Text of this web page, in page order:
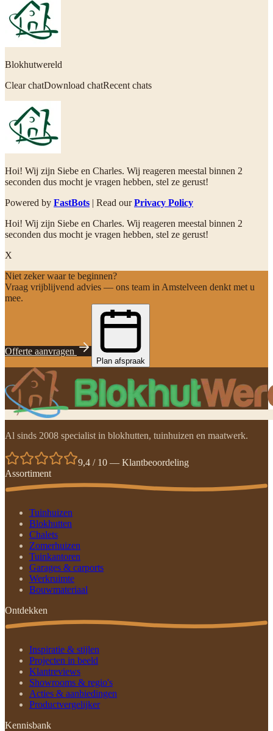
Blokhutwereld
Clear chatDownload chatRecent chats
Hoi! Wij zijn Siebe en Charles. Wij reageren meestal binnen 2
seconden dus mocht je vragen hebben, stel ze gerust!
Powered by FastBots | Read ourPrivacy Policy
Hoi! Wij zijn Siebe en Charles. Wij reageren meestal binnen 2
seconden dus mocht je vragen hebben, stel ze gerust!
X
Niet zeker waar te beginnen?
Vraag vrijblijvend advies — ons team in Amstelveen denkt met u
mee.
Offerte aanvragen
Plan afspraak
Al sinds 2008 specialist in blokhutten, tuinhuizen en maatwerk.
9,4 / 10 — Klantbeoordeling
Assortiment
Tuinhuizen
Blokhutten
Chalets
Zomerhuizen
Tuinkantoren
Garages & carports
Werkruimte
Bouwmateriaal
Ontdekken
Inspiratie & stijlen
Projecten in beeld
Klantreviews
Showrooms & regio's
Acties & aanbiedingen
Productvergelijker
Kennisbank